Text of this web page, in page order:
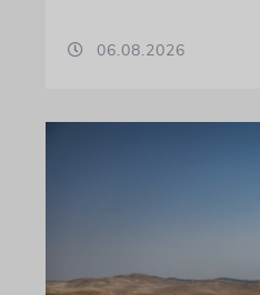
06.08.2026